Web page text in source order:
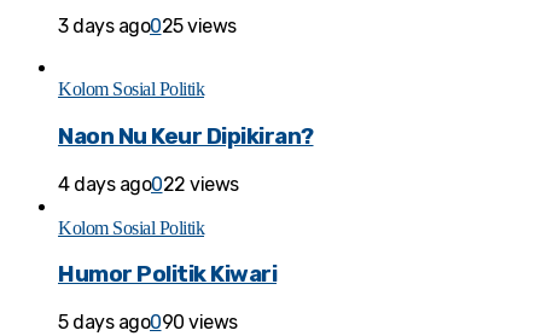
3 days ago025 views
Kolom Sosial Politik
Naon Nu Keur Dipikiran?
4 days ago022 views
Kolom Sosial Politik
Humor Politik Kiwari
5 days ago090 views